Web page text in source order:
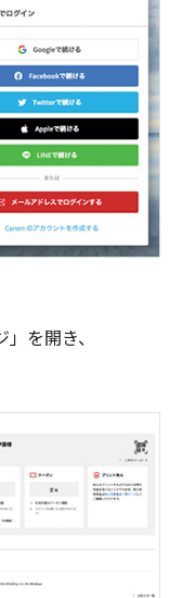
を開き、